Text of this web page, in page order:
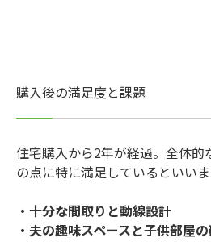
購入後の満足度と課題
住宅購入から2年が経過。全体的
の点に特に満足しているといいま
・十分な間取りと動線設計
・夫の趣味スペースと子供部屋